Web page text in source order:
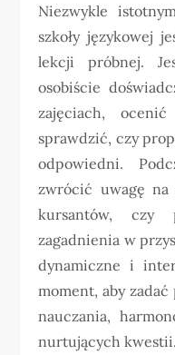
Niezwykle
szkoły językowej
lekcji próbnej.
osobiście
zajęciach,
sprawdzić, czy
odpowiedni.
zwrócić uwagę na
kursantów, czy
zagadnienia w
dynamiczne i
moment, aby
nauczania,
nurtujących kwestii.